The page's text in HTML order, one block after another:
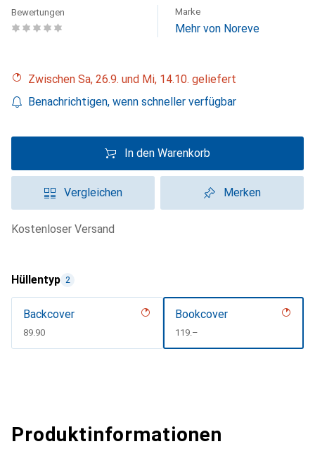
Bewertungen Marke
Mehr von Noreve
Zwischen Sa, 26.9. und Mi, 14.10. geliefert
Benachrichtigen, wenn schneller verfügbar
In den Warenkorb
Vergleichen Merken
kostenloser Versand
Hüllentyp 2
Backcover
CHF
89.90
Bookcover
CHF
119.–
Produktinformationen